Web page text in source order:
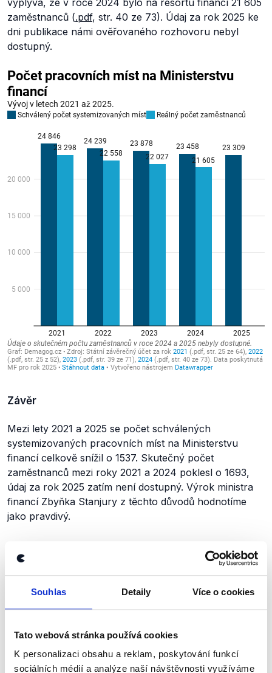
Souhlas Detaily Více o cookies
Tato webová stránka používá cookies
K personalizaci obsahu a reklam, poskytování funkcí
sociálních médií a analýze naší návštěvnosti využíváme
vyplývá, že v roce 2024 bylo na resortu financí 21 605
zaměstnanců (.pdf, str. 40 ze 73). Údaj za rok 2025 ke
dni publikace námi ověřovaného rozhovoru nebyl
dostupný.
Závěr
Mezi lety 2021 a 2025 se počet schválených
systemizovaných pracovních míst na Ministerstvu
financí celkově snížil o 1537. Skutečný počet
zaměstnanců mezi roky 2021 a 2024 poklesl o 1693,
údaj za rok 2025 zatím není dostupný. Výrok ministra
financí Zbyňka Stanjury z těchto důvodů hodnotíme
jako pravdivý.
Výrok jsme zmínili